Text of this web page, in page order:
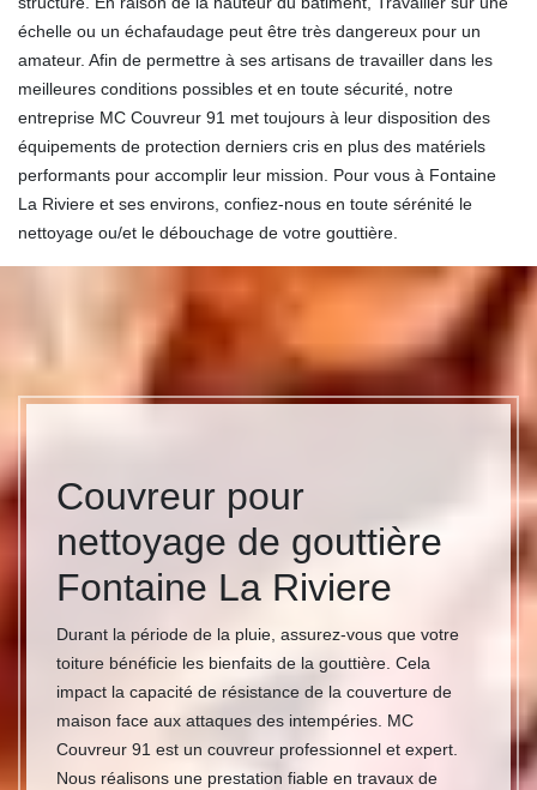
échelle ou un échafaudage peut être très dangereux pour un
amateur. Afin de permettre à ses artisans de travailler dans les
meilleures conditions possibles et en toute sécurité, notre
entreprise MC Couvreur 91 met toujours à leur disposition des
équipements de protection derniers cris en plus des matériels
performants pour accomplir leur mission. Pour vous à Fontaine
La Riviere et ses environs, confiez-nous en toute sérénité le
nettoyage ou/et le débouchage de votre gouttière.
Couvreur pour
nettoyage de gouttière
Fontaine La Riviere
Durant la période de la pluie, assurez-vous que votre
toiture bénéficie les bienfaits de la gouttière. Cela
impact la capacité de résistance de la couverture de
maison face aux attaques des intempéries. MC
Couvreur 91 est un couvreur professionnel et expert.
Nous réalisons une prestation fiable en travaux de